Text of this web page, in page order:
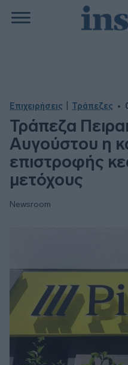
Επιχειρήσεις Τράπεζες
Τράπεζα
Αυγούστου η
επιστροφής
μετόχους
Newsroom